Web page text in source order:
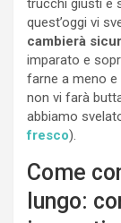
trucchi giusti è
quest’oggi vi
cambierà
imparato e
farne a meno
non vi farà
abbiamo
fresco).
Come
lungo: